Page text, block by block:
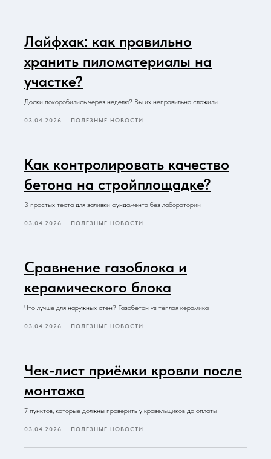
Лайфхак: как правильно
хранить пиломатериалы на
участке?
Доски покоробились через неделю? Вы их неправильно сложили
03.04.2026 ПОЛЕЗНЫЕ НОВОСТИ
Как контролировать качество
бетона на стройплощадке?
3 простых теста для заливки фундамента без лаборатории
03.04.2026 ПОЛЕЗНЫЕ НОВОСТИ
Сравнение газоблока и
керамического блока
Что лучше для наружных стен? Газобетон vs тёплая керамика
03.04.2026 ПОЛЕЗНЫЕ НОВОСТИ
Чек-лист приёмки кровли после
монтажа
7 пунктов, которые должны проверить у кровельщиков до оплаты
03.04.2026 ПОЛЕЗНЫЕ НОВОСТИ